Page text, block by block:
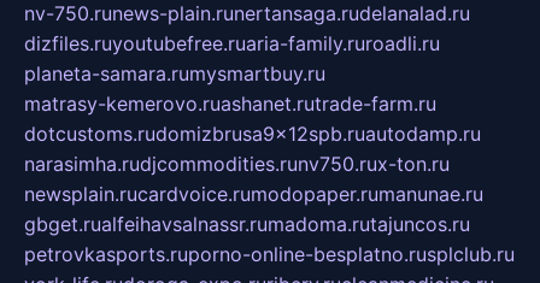
nv-750.runews-plain.runertansaga.rudelanalad.ru
dizfiles.ruyoutubefree.ruaria-family.ruroadli.ru
planeta-samara.rumysmartbuy.ru
matrasy-kemerovo.ruashanet.rutrade-farm.ru
dotcustoms.rudomizbrusa9x12spb.ruautodamp.ru
narasimha.rudjcommodities.runv750.rux-ton.ru
newsplain.rucardvoice.rumodopaper.rumanunae.ru
gbget.rualfeihavsalnassr.rumadoma.rutajuncos.ru
petrovkasports.ruporno-online-besplatno.rusplclub.ru